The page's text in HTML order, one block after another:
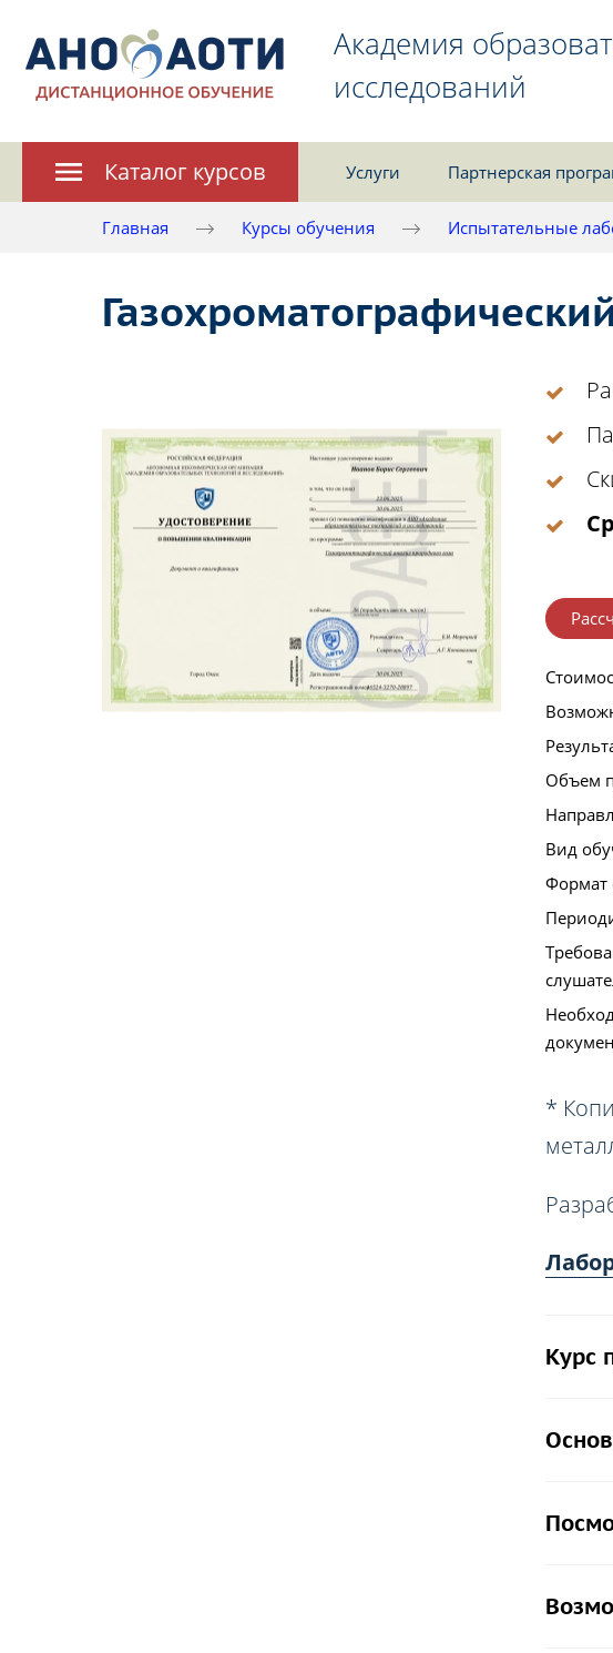
Академия
исследований
Каталог курсов Услуги Партнерская
Главная Курсы обучения Испытательные
Объем
Вид
Формат
*
Курс